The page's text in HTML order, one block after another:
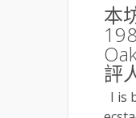
本
評
I is